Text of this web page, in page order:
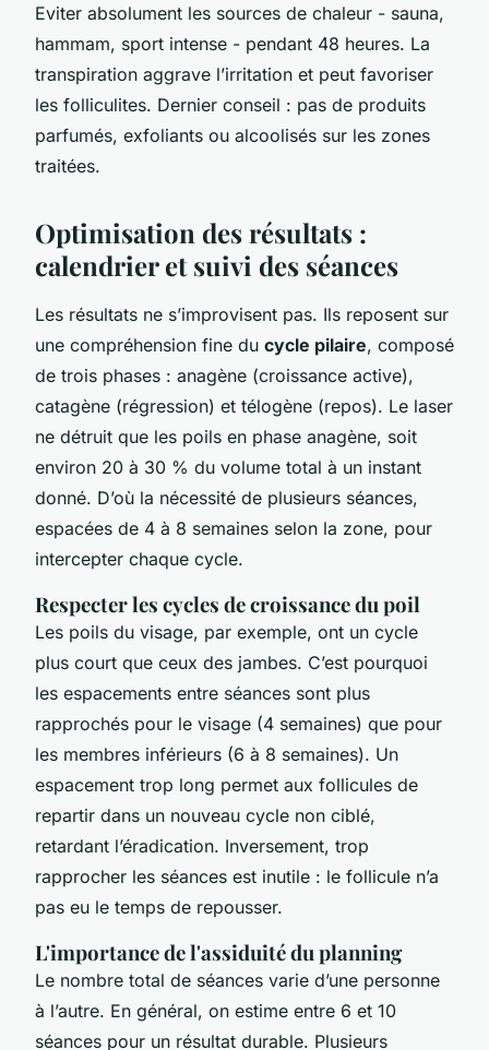
Eviter absolument les sources de chaleur - sauna,
hammam, sport intense - pendant 48 heures. La
transpiration aggrave l’irritation et peut favoriser
les folliculites. Dernier conseil : pas de produits
parfumés, exfoliants ou alcoolisés sur les zones
traitées.
Optimisation des résultats :
calendrier et suivi des séances
Les résultats ne s’improvisent pas. Ils reposent sur
une compréhension fine du cycle pilaire, composé
de trois phases : anagène (croissance active),
catagène (régression) et télogène (repos). Le laser
ne détruit que les poils en phase anagène, soit
environ 20 à 30 % du volume total à un instant
donné. D’où la nécessité de plusieurs séances,
espacées de 4 à 8 semaines selon la zone, pour
intercepter chaque cycle.
Respecter les cycles de croissance du poil
Les poils du visage, par exemple, ont un cycle
plus court que ceux des jambes. C’est pourquoi
les espacements entre séances sont plus
rapprochés pour le visage (4 semaines) que pour
les membres inférieurs (6 à 8 semaines). Un
espacement trop long permet aux follicules de
repartir dans un nouveau cycle non ciblé,
retardant l’éradication. Inversement, trop
rapprocher les séances est inutile : le follicule n’a
pas eu le temps de repousser.
L'importance de l'assiduité du planning
Le nombre total de séances varie d’une personne
à l’autre. En général, on estime entre 6 et 10
séances pour un résultat durable. Plusieurs